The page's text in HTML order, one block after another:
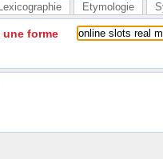
Lexicographie Etymologie
une forme